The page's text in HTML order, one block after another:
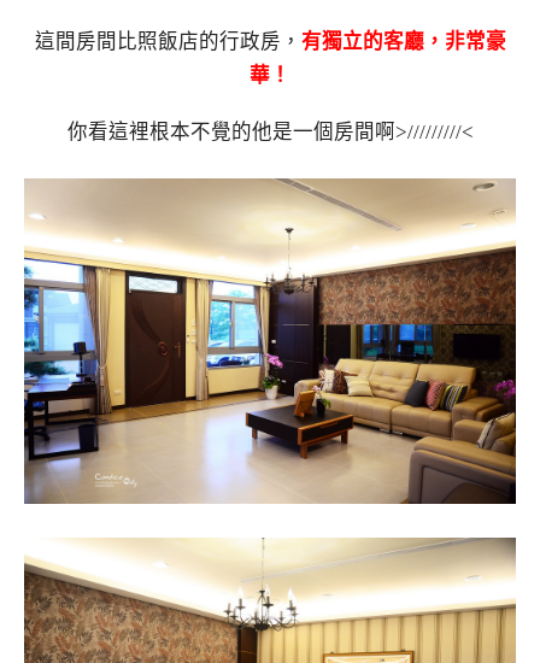
這間房間比照飯店的行政房， 有獨立的客廳，非常豪
華！
你看這裡根本不覺的他是一個房間啊>/////////<